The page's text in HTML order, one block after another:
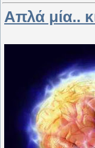
Απλά μία..